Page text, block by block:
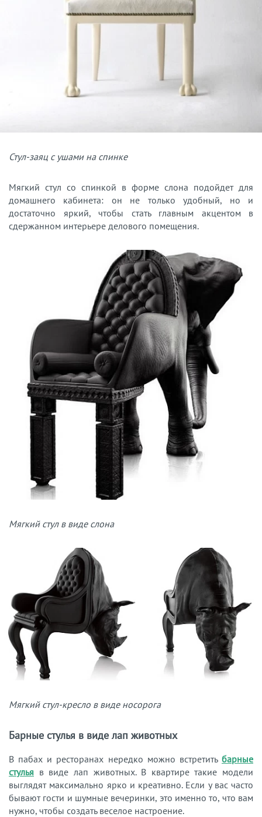
Стул-заяц с ушами на спинке
Мягкий стул со спинкой в форме слона подойдет для
домашнего кабинета: он не только удобный, но и
достаточно яркий, чтобы стать главным акцентом в
сдержанном интерьере делового помещения.
Мягкий стул в виде слона
Мягкий стул-кресло в виде носорога
Барные стулья в виде лап животных
В пабах и ресторанах нередко можно встретить барные
стулья в виде лап животных. В квартире такие модели
выглядят максимально ярко и креативно. Если у вас часто
бывают гости и шумные вечеринки, это именно то, что вам
нужно, чтобы создать веселое настроение.